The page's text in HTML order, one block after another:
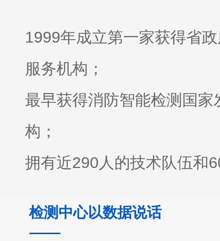
1999年成立第一家获得省
服务机构；
最早获得消防智能检测国
构；
拥有近290人的技术队伍和
连续两年获得广东省人民
检测中心以数据说话